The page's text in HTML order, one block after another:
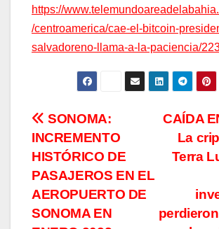
https://
/centroamerica/cae-el-bitcoin-
salvadoreno-llama-a-la-paciencia/
Navegación
de
entradas
CAÍDA
La
Terra
SONOMA:
INCREMENTO
HISTÓRICO DE
PASAJEROS EN EL
AEROPUERTO DE
SONOMA EN